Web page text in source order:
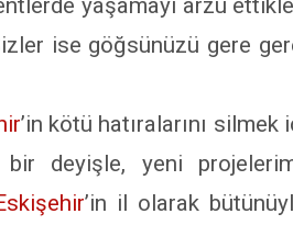
yaşamayı arzu
gere
’in kötü hatıralarını
bir deyişle, yeni
’in il olarak